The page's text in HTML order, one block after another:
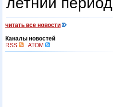
читать все новости
Каналы новостей
RSS
ATOM